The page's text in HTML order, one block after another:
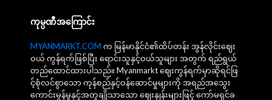
ကုမ္ပဏီအကြောင်း
MYANMARKT.COM က မြန်မာနိုင်ငံ၏ထိပ်တန်း အွန်လိုင်းဈေး
ဝယ် ကွန်ရက်ဖြစ်ပြီး ရောင်းသူနှင့်ဝယ်သူများ အတွက် ရည်ရွယ်
တည်ထောင်ထားပါသည်။ Myanmarkt ဈေးကွန်ရက်မှာဆိုရင်ဖြ
င့်စုံလင်စွာသော ကုန်စည်နှင့်ဝန်ဆောင်မှုများကို အရည်အသွေး
ကောင်းမွန်မှုနှင့်အတူချိုသာသော ဈေးနှုန်းများဖြင့် ကော်မရှင်ခ